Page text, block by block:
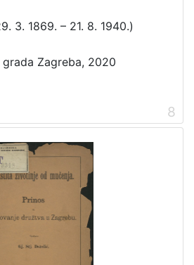
3. 1869. – 21. 8. 1940.)
Zagreba, 2020
8